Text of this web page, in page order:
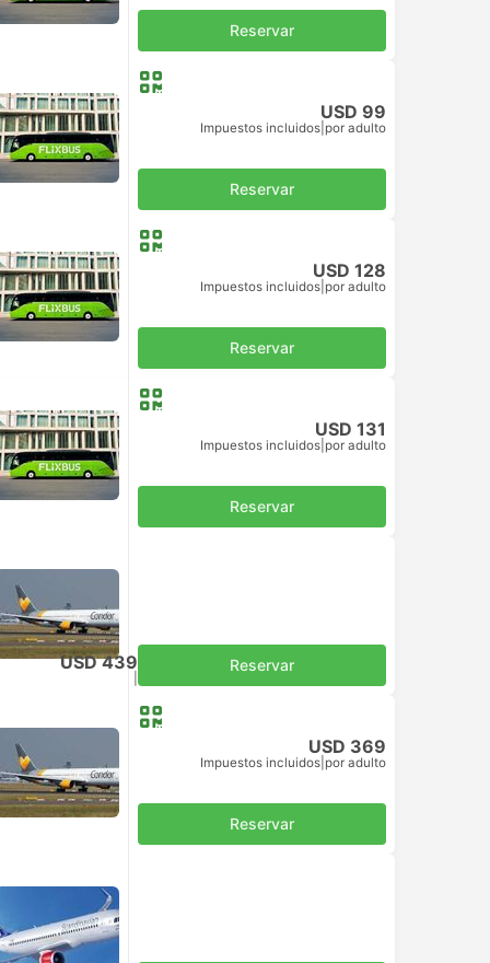
Reservar
USD 99
Impuestos incluidos por adulto
Reservar
USD 128
Impuestos incluidos por adulto
Reservar
USD 131
Impuestos incluidos por adulto
Reservar
USD 439 Reservar
USD 369
Impuestos incluidos por adulto
Reservar